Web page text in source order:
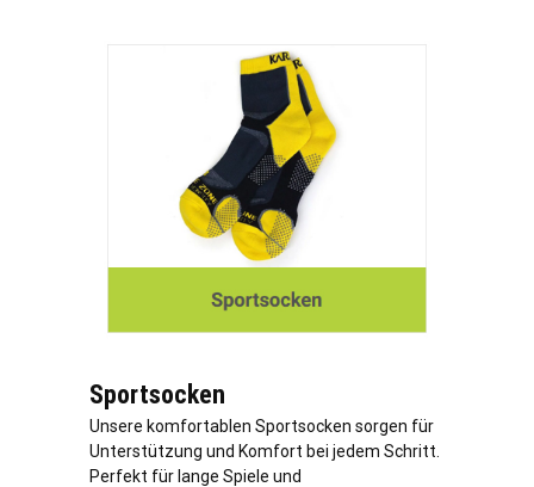
Sportsocken
Unsere komfortablen Sportsocken sorgen für
Unterstützung und Komfort bei jedem Schritt.
Perfekt für lange Spiele und